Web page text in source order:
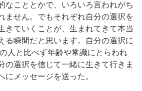
なこととかで、いろいろ言われがち
ません。でもそれぞれ自分の選択を
きていくことが、生まれてきて本当
る瞬間だと思います。自分の選択に
人と比べず年齢や常識にとらわれ
の選択を信じて一緒に生きて行きま
にメッセージを送った。